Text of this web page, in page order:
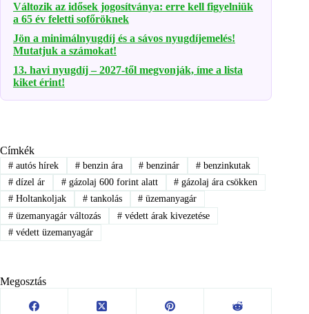
Változik az idősek jogosítványa: erre kell figyelniük
a 65 év feletti sofőröknek
Jön a minimálnyugdíj és a sávos nyugdíjemelés!
Mutatjuk a számokat!
13. havi nyugdíj – 2027-től megvonják, íme a lista
kiket érint!
Címkék
#autós hírek #benzin ára # benzinár # benzinkutak
#dízel ár #gázolaj 600 forint alatt # gázolaj ára csökken
#Holtankoljak #tankolás # üzemanyagár
#üzemanyagár változás #védett árak kivezetése
#védett üzemanyagár
Megosztás